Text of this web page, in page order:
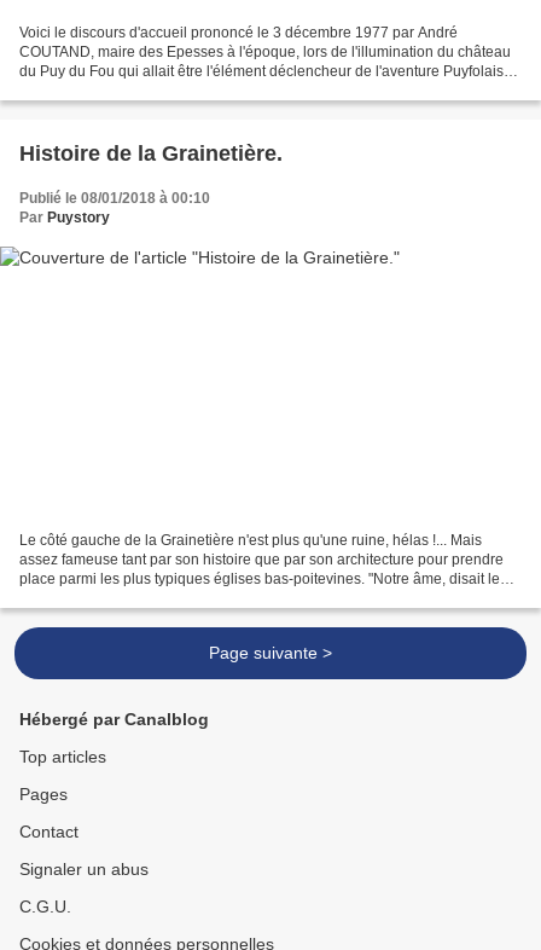
Voici le discours d'accueil prononcé le 3 décembre 1977 par André
COUTAND, maire des Epesses à l'époque, lors de l'illumination du château
du Puy du Fou qui allait être l'élément déclencheur de l'aventure Puyfolaise.
Histoire de la Grainetière.
Publié le 08/01/2018 à 00:10
Par Puystory
Le côté gauche de la Grainetière n'est plus qu'une ruine, hélas !... Mais
assez fameuse tant par son histoire que par son architecture pour prendre
place parmi les plus typiques églises bas-poitevines. "Notre âme, disait le
Page suivante >
Hébergé par Canalblog
Top articles
Pages
Contact
Signaler un abus
C.G.U.
Cookies et données personnelles